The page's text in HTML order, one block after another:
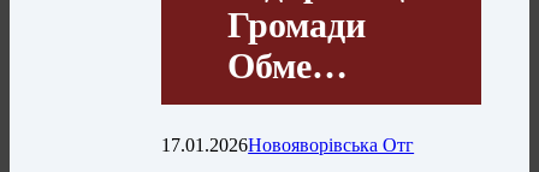
Громади
Обме…
17.01.2026Новояворівська Отг